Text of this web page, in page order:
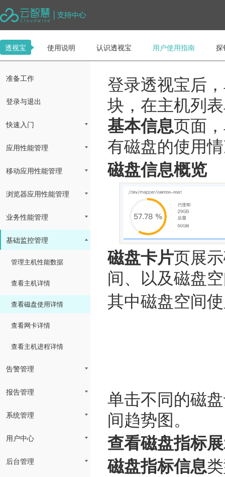
透视宝 使用说明 认识透视宝 用户使用指南 探
准备工作
登录与退出
快速入门
应用性能管理
移动应用性能管理
浏览器应用性能管理
业务性能管理
基础监控管理
管理主机性能数据
查看主机详情
查看磁盘使用详情
查看网卡详情
查看主机进程详情
告警管理
报告管理
系统管理
用户中心
后台管理
登录透视宝后
块， 在主机列
基本信息页面
有磁盘的使用
磁盘信息概览
磁盘卡片页展
间、以及磁盘
其中磁盘空间
单击不同的磁
间趋势图。
查看磁盘指标
磁盘指标信息